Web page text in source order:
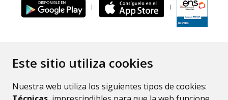
Este sitio utiliza cookies
Nuestra web utiliza los siguientes tipos de cookies: